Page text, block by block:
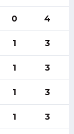
0 4
1 3
1 3
1 3
1 3